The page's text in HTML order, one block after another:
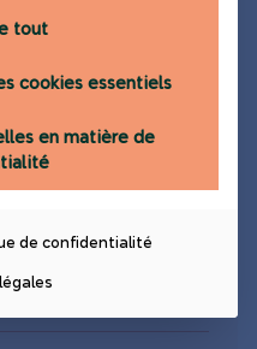
tout
cookies essentiels
en matière de
de confidentialité